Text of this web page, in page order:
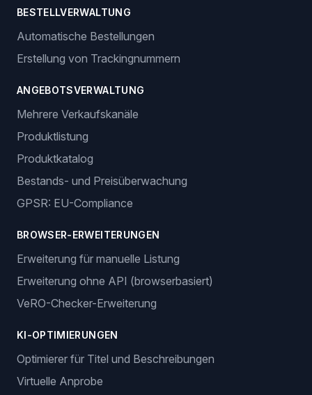
BESTELLVERWALTUNG
Automatische Bestellungen
Erstellung von Trackingnummern
ANGEBOTSVERWALTUNG
Mehrere Verkaufskanäle
Produktlistung
Produktkatalog
Bestands- und Preisüberwachung
GPSR: EU-Compliance
BROWSER-ERWEITERUNGEN
Erweiterung für manuelle Listung
Erweiterung ohne API (browserbasiert)
VeRO-Checker-Erweiterung
KI-OPTIMIERUNGEN
Optimierer für Titel und Beschreibungen
Virtuelle Anprobe